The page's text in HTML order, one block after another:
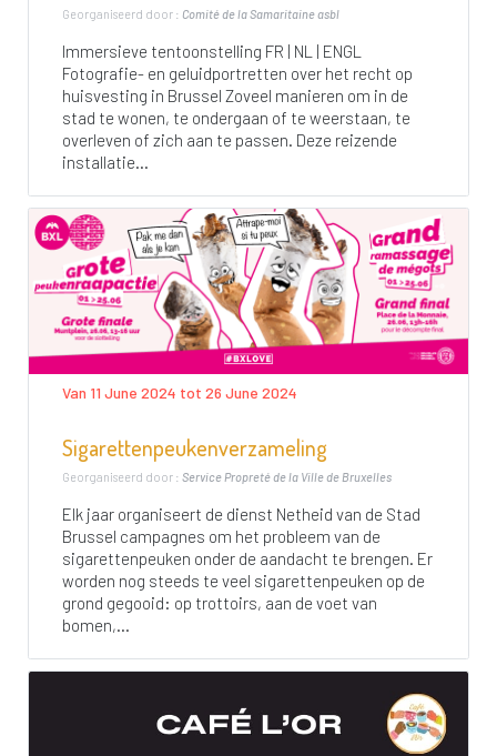
Georganiseerd door : Comité de la Samaritaine asbl
Immersieve tentoonstelling FR | NL | ENGL
Fotografie- en geluidportretten over het recht op
huisvesting in Brussel Zoveel manieren om in de
stad te wonen, te ondergaan of te weerstaan, te
overleven of zich aan te passen. Deze reizende
installatie...
Van 11 June 2024 tot 26 June 2024
Sigarettenpeukenverzameling
Georganiseerd door : Service Propreté de la Ville de Bruxelles
Elk jaar organiseert de dienst Netheid van de Stad
Brussel campagnes om het probleem van de
sigarettenpeuken onder de aandacht te brengen. Er
worden nog steeds te veel sigarettenpeuken op de
grond gegooid: op trottoirs, aan de voet van
bomen,...